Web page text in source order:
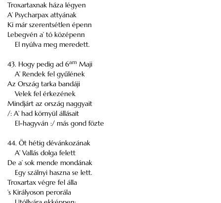
Troxartaxnak háza légyen
A’ Psycharpax attyának
Ki már szerentsétlen épenn
Lebegvén a’ tó középenn
El nyúlva meg meredett.
43. Hogy pedig ad 6am Maji
A’ Rendek fel gyűlének
Az Ország tarka bandáji
Velek fel érkezének
Mindjárt az ország naggyait
/: A’ had környül állásait
El-hagyván :/ más gond fözte
44. Öt hétig dévánkozának
A’ Vallás dolga felett
De a’ sok mende mondának
Egy szálnyi haszna se lett.
Troxartax végre fel álla
’s Királyoson perorála